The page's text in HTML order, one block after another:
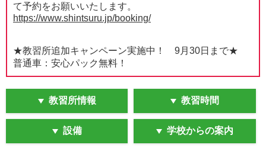
て予約をお願いいたします。
https://www.shintsuru.jp/booking/
★教習所追加キャンペーン実施中！ 9月30日まで★
普通車：安心パック無料！
普通車MTの技能教習は「普通車AT」と「AT限定解除」
の組み合わせとなります。
生協店舗にて、「普通車AT」と「卒業まで一括予約
(41,800円)」を同時にお申込みいただいた上で、教習所
教習所情報 教習時間
設備 学校からの案内